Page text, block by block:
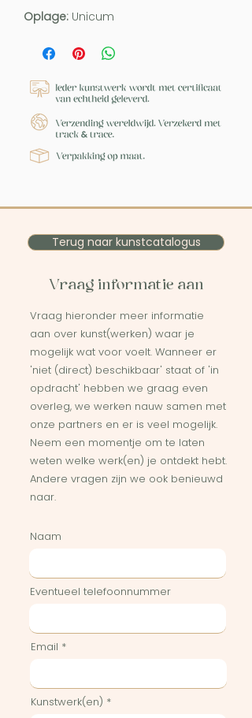
Oplage: Unicum
Terug naar kunstcatalogus
Vraag informatie aan
Vraag hieronder meer informatie
aan over kunst(werken) waar je
mogelijk wat voor voelt. Wanneer er
'niet (direct) beschikbaar' staat of 'in
opdracht' hebben we graag even
overleg, we werken nauw samen met
onze partners en er is veel mogelijk.
Neem een momentje om te laten
weten welke werk(en) je ontdekt hebt.
Andere vragen zijn we ook benieuwd
naar.
Naam
Eventueel telefoonnummer
Email
Kunstwerk(en)